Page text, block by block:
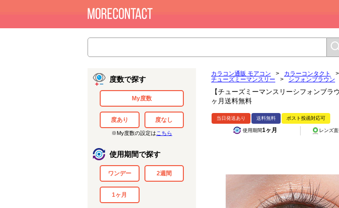
度数で探す
My度数
度あり 度なし
※My度数の設定は こちら
使用期間で探す
ワンデー 2週間
1ヶ月
カラコン通販 モアコン > カラーコンタクト >
チューズミーマンスリー
> シフォンブラウン
【チューズミーマンスリーシフォンブ
ヶ月送料無料
当日発送あり 送料無料 ポスト投函対応可
使用期間1ヶ月 レンズ